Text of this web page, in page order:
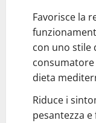
Favorisce la
con uno stile
dieta
Riduce i
pesantezza